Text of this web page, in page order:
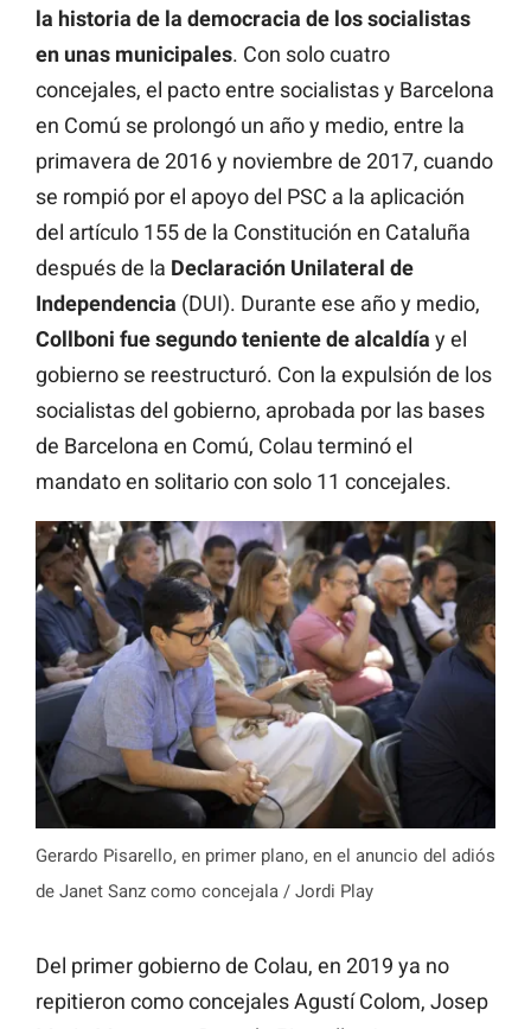
la historia de la democracia de los socialistas
en unas municipales. Con solo cuatro
concejales, el pacto entre socialistas y Barcelona
en Comú se prolongó un año y medio, entre la
primavera de 2016 y noviembre de 2017, cuando
se rompió por el apoyo del PSC a la aplicación
del artículo 155 de la Constitución en Cataluña
después de la Declaración Unilateral de
Independencia (DUI). Durante ese año y medio,
Collboni fue segundo teniente de alcaldía y el
gobierno se reestructuró. Con la expulsión de los
socialistas del gobierno, aprobada por las bases
de Barcelona en Comú, Colau terminó el
mandato en solitario con solo 11 concejales.
Gerardo Pisarello, en primer plano, en el anuncio del adiós
de Janet Sanz como concejala / Jordi Play
Del primer gobierno de Colau, en 2019 ya no
repitieron como concejales Agustí Colom, Josep